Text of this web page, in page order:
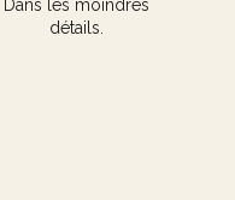
Dans les moindres
détails.